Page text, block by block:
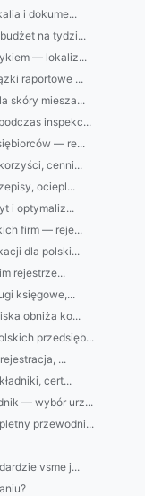
i dokume...
na tydzi...
— lokaliz...
raportowe ...
skóry miesza...
inspekc...
— re...
cenni...
ociepl...
i optymaliz...
firm — reje...
dla polski...
rejestrze...
księgowe,...
obniża ko...
przedsięb...
...
cert...
— wybór urz...
przewodni...
vsme j...